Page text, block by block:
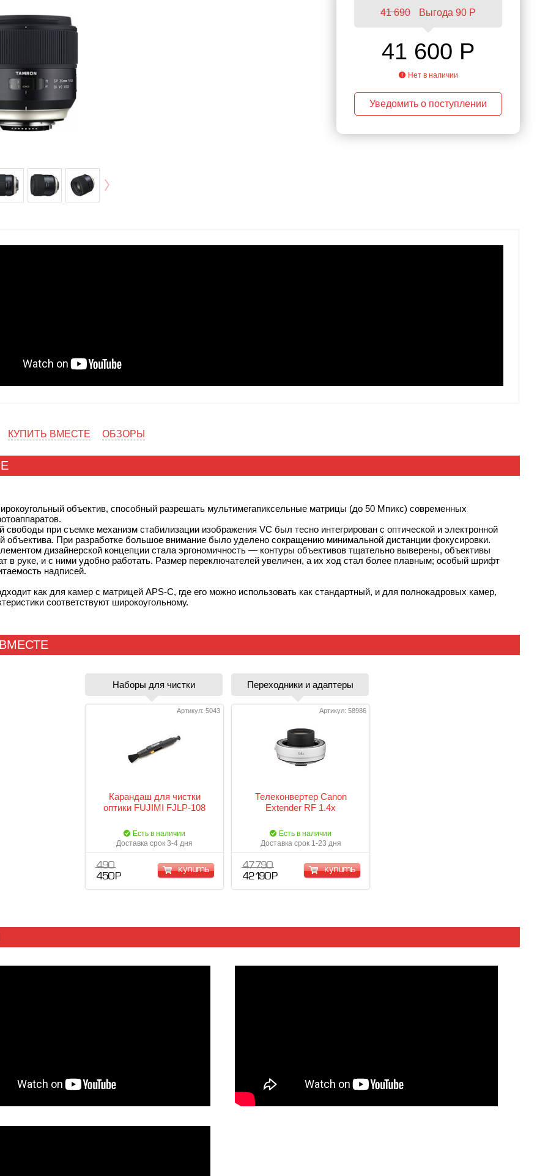
41 690 Выгода 90 P
41 600 Р
Нет в наличии
Уведомить о поступлении
КУПИТЬ ВМЕСТЕ ОБЗОРЫ
объектив, способный разрешать мультимегапиксельные матрицы (до 50 Мпикс) современных
при съемке механизм стабилизации изображения VC был тесно интегрирован с оптической и электронной
объектива. При разработке большое внимание было уделено сокращению минимальной дистанции фокусировки.
дизайнерской концепции стала эргономичность — контуры объективов тщательно выверены, объективы
в руке, и с ними удобно работать. Размер переключателей увеличен, а их ход стал более плавным; особый шрифт
надписей.
как для камер с матрицей APS-C, где его можно использовать как стандартный, и для полнокадровых камер,
соответствуют широкоугольному.
Наборы для чистки
Артикул: 5043
Карандаш для чистки
оптики FUJIMI FJLP-108
Есть в наличии
Доставка срок 3-4 дня
490
450 Р
купить
Переходники и адаптеры
Артикул: 58986
Телеконвертер Canon
Extender RF 1.4x
Есть в наличии
Доставка срок 1-23 дня
47 790
42 190 Р
купить